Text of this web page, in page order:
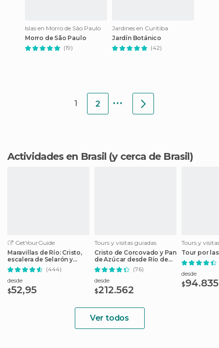
Islas en Morro de São Paulo
Morro de São Paulo
(19)
Jardines en Curitiba
Jardín Botánico
(42)
1 2 ...
Actividades en Brasil (y cerca de Brasil)
GetYourGuide
Maravillas de Río: Cristo,
escalera de Selarón y
Tijuca
(444)
desde
$52,95
Tours y visitas guiadas
Cristo de Corcovado y Pan
de Azúcar desde Río de
Janeiro
(76)
desde
$212.562
Tours y
Tour por
desde
$94.835
Ver todos